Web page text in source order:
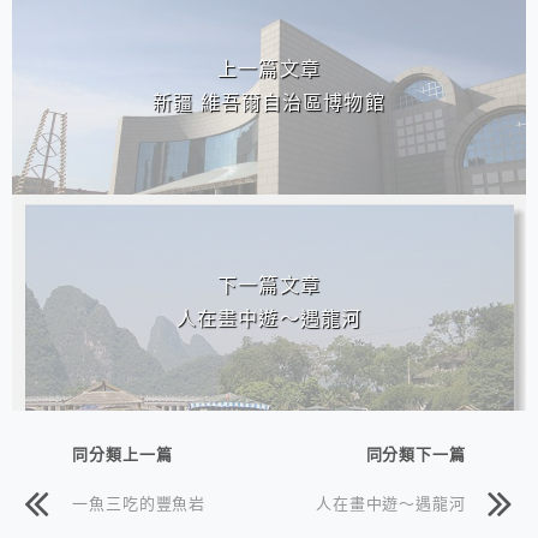
上一篇文章
新疆 維吾爾自治區博物館
下一篇文章
人在畫中遊～遇龍河
同分類上一篇
一魚三吃的豐魚岩
同分類下一篇
人在畫中遊～遇龍河